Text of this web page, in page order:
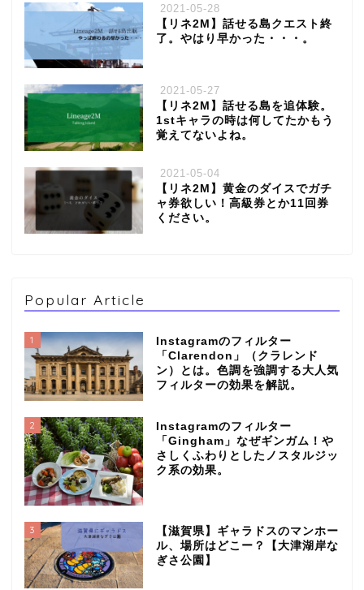
2021-05-28
【リネ2M】話せる島クエスト終
了。やはり早かった・・・。
2021-05-27
【リネ2M】話せる島を追体験。
1stキャラの時は何してたかもう
覚えてないよね。
2021-05-04
【リネ2M】黄金のダイスでガチ
ャ券欲しい！高級券とか11回券
ください。
Popular Article
1
Instagramのフィルター
「Clarendon」（クラレンド
ン）とは。色調を強調する大人気
フィルターの効果を解説。
2
Instagramのフィルター
「Gingham」なぜギンガム！や
さしくふわりとしたノスタルジッ
ク系の効果。
3
【滋賀県】ギャラドスのマンホー
ル、場所はどこー？【大津湖岸な
ぎさ公園】